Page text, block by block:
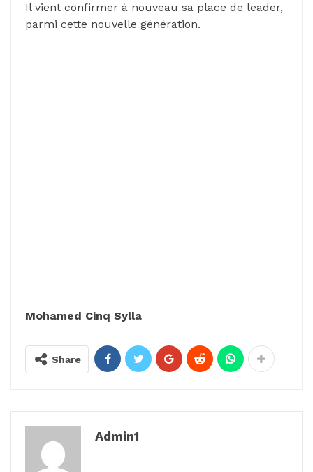
Il vient confirmer à nouveau sa place de leader,
parmi cette nouvelle génération.
Mohamed Cinq Sylla
Share
Admin1